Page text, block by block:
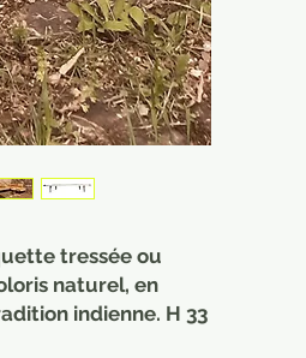
tressée ou
naturel, en
indienne. H 33